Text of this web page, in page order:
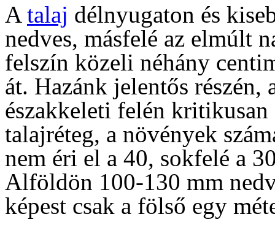
A talaj délnyugaton és
nedves, másfelé az elmúlt
felszín közeli néhány
át. Hazánk jelentős
északkeleti felén kritikusan
talajréteg, a növények
nem éri el a 40, sokfelé a
Alföldön 100-130 mm
képest csak a fölső egy